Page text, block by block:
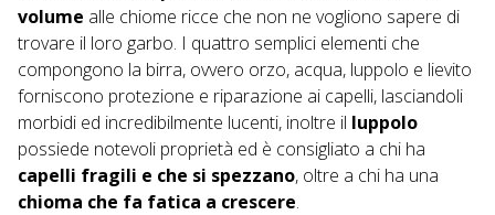
volume alle chiome ricce che non ne vogliono sapere di
trovare il loro garbo. I quattro semplici elementi che
compongono la birra, ovvero orzo, acqua, luppolo e lievito
forniscono protezione e riparazione ai capelli, lasciandoli
morbidi ed incredibilmente lucenti, inoltre il luppolo
possiede notevoli proprietà ed è consigliato a chi ha
capelli fragili e che si spezzano, oltre a chi ha una
chioma che fa fatica a crescere.